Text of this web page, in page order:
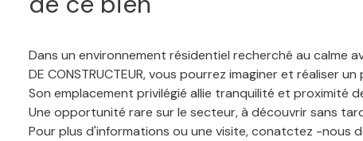
Dans un environnement résidentiel recherché au calme
DE CONSTRUCTEUR, vous pourrez imaginer et réaliser
Son emplacement privilégié allie tranquilité et proximité
Une opportunité rare sur le secteur, à découvrir sans
Pour plus d'informations ou une visite, conatctez -nous